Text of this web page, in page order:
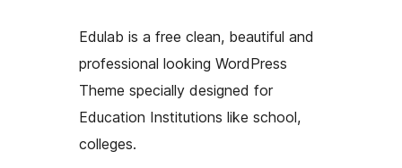
Edulab is a free clean, beautiful and
professional looking WordPress
Theme specially designed for
Education Institutions like school,
colleges.